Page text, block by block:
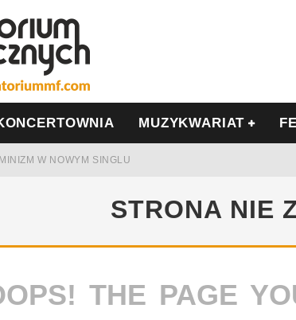
MUZYKWARIAT
W NOWYM SINGLU
JAZZFONIĘ O POLSCE
STRONA NIE
THE PAGE